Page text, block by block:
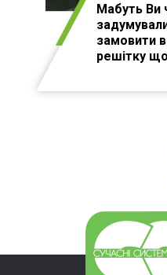
Мабуть Ви
замовити
решітку